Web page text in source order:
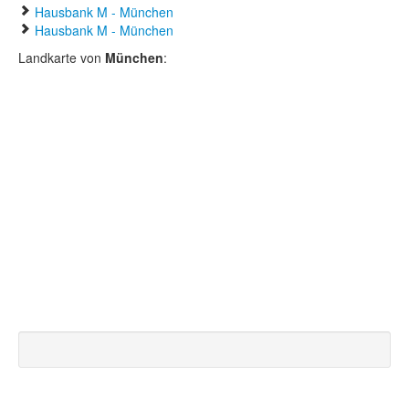
Hausbank M - München
Hausbank M - München
Landkarte von München: